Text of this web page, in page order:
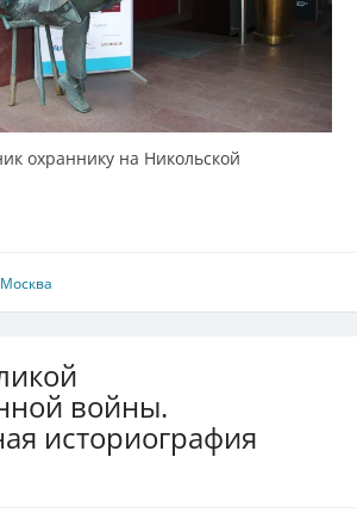
охраннику на Никольской
Москва
войны.
историография